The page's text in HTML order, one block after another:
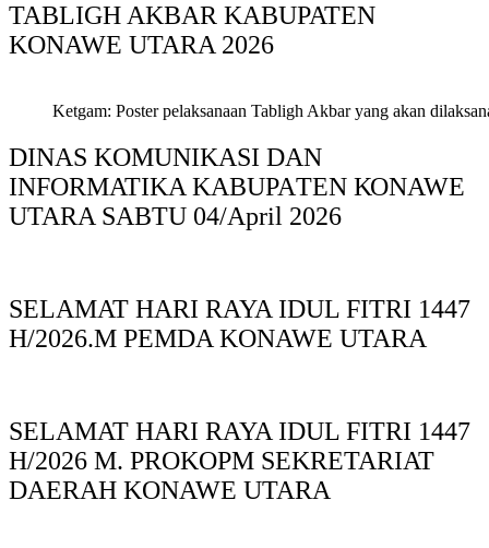
TABLIGH AKBAR KABUPATEN
KONAWE UTARA 2026
Ketgam: Poster pelaksanaan Tabligh Akbar yang akan
DINAS KOMUNIKASI DAN
INFORMATIKA KABUPAΤΕΝ ΚΟNAWE
UTARA SABTU 04/April 2026
SELAMAT HARI RAYA IDUL FITRI 1447
H/2026.M PEMDA KONAWE UTARA
SELAMAT HARI RAYA IDUL FITRI 1447
H/2026 M. PROKOPM SEKRETARIAT
DAERAH KONAWE UTARA